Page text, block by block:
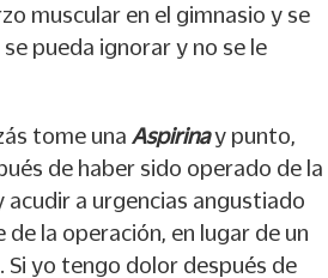
muscular en el gimnasio y se
pueda ignorar y no se le
tome una Aspirinay punto,
de haber sido operado de la
a urgencias angustiado
la operación, en lugar de un
Si yo tengo dolor después de